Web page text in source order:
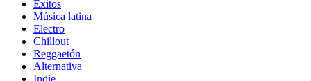
Éxitos
Música latina
Electro
Chillout
Reggaetón
Alternativa